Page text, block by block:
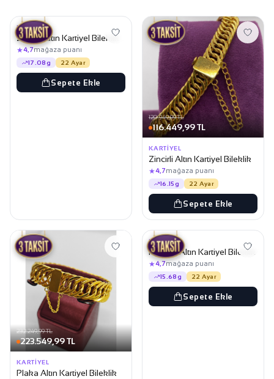
KARTIYEL
Zincirli Altın Kartiyel Bileklik
★4,7mağaza puanı
17.08g 22 Ayar
Sepete Ekle
120.949,99 TL
116.449,99 TL
KARTIYEL
Zincirli Altın Kartiyel Bileklik
★4,7mağaza puanı
16.15g 22 Ayar
Sepete Ekle
232.249,99 TL
223.549,99 TL
KARTIYEL
Plaka Altın Kartiyel Bileklik
122.599,99 TL
118.049,99 TL
KARTIYEL
Kalemli Altın Kartiyel Bileklik
★4,7mağaza puanı
15.68g 22 Ayar
Sepete Ekle